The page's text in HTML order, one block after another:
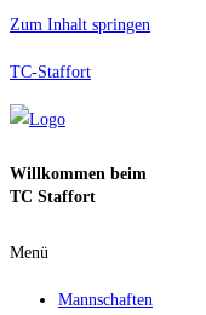
Zum Inhalt springen
TC-Staffort
Willkommen beim
TC Staffort
Menü
Mannschaften